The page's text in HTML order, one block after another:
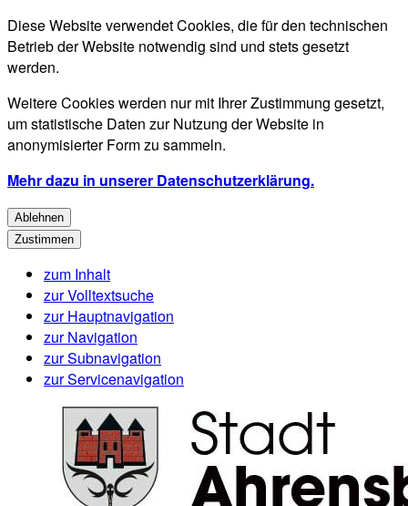
Diese Website verwendet Cookies, die für den technischen
Betrieb der Website notwendig sind und stets gesetzt
werden.
Weitere Cookies werden nur mit Ihrer Zustimmung gesetzt,
um statistische Daten zur Nutzung der Website in
anonymisierter Form zu sammeln.
Mehr dazu in unserer Datenschutzerklärung.
Ablehnen
Zustimmen
zum Inhalt
zur Volltextsuche
zur Hauptnavigation
zur Navigation
zur Subnavigation
zur Servicenavigation